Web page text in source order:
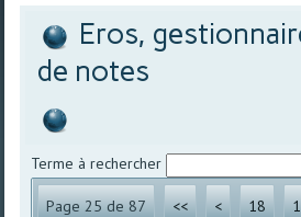
Eros,
de notes
Terme à rechercher
Page 25 de 87 << < 18